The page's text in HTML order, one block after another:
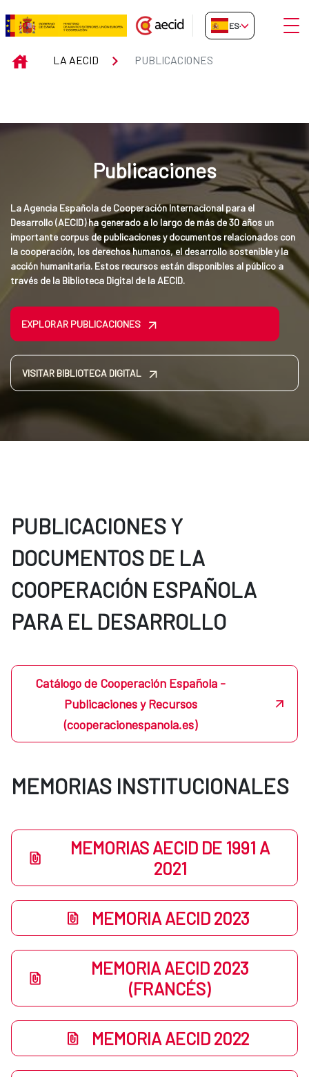
Saltar al contenido principal
Publicaciones
ES-ES Abrir
INICIOLA AECID PUBLICACIONES
Publicaciones
La Agencia Española de Cooperación Internacional para el
Desarrollo (AECID) ha generado a lo largo de más de 30 años un
importante corpus de publicaciones y documentos relacionados con
la cooperación, los derechos humanos, el desarrollo sostenible y la
acción humanitaria. Estos recursos están disponibles al público a
través de la Biblioteca Digital de la AECID.
EXPLORAR PUBLICACIONES
VISITAR BIBLIOTECA DIGITAL
PUBLICACIONES Y
DOCUMENTOS DE LA
COOPERACIÓN ESPAÑOLA
PARA EL DESARROLLO
Catálogo de Cooperación Española -
Publicaciones y Recursos
(cooperacionespanola.es)
MEMORIAS INSTITUCIONALES
MEMORIAS AECID DE 1991 A
2021
MEMORIA AECID 2023
MEMORIA AECID 2023
(FRANCÉS)
MEMORIA AECID 2022